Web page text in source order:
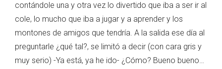
contándole una y otra vez lo divertido que iba a ser ir al
cole, lo mucho que iba a jugar y a aprender y los
montones de amigos que tendría. A la salida ese día al
preguntarle ¿qué tal?, se limitó a decir (con cara gris y
muy serio) -Ya está, ya he ido- ¿Cómo? Bueno bueno…